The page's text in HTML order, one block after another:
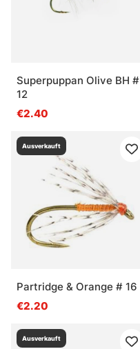
Superpuppan Olive BH #
12
€2.40
Ausverkauft
Partridge & Orange # 16
€2.20
Ausverkauft